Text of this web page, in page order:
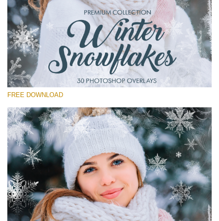
Please select
Free Winter Overlay #13
Small 800*533px
Winter Snowflakes
(30 Overlays)
Bokeh Collection (650 Overlays)
Large 6000*4000px
Entire Collection
(1783 Overlays)
Large 6000*4000px
Free download
FREE DOWNLOAD